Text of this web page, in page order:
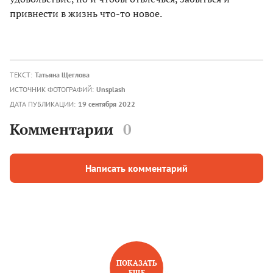
привнести в жизнь что-то новое.
ТЕКСТ: Татьяна Щеглова
ИСТОЧНИК ФОТОГРАФИЙ: Unsplash
ДАТА ПУБЛИКАЦИИ: 19 сентября 2022
Комментарии 0
Написать комментарий
ПОКАЗАТЬ